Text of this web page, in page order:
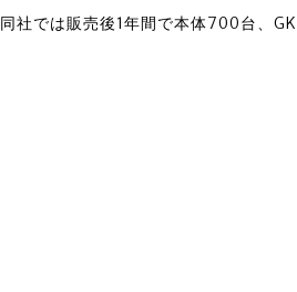
同社では販売後1年間で本体700台、